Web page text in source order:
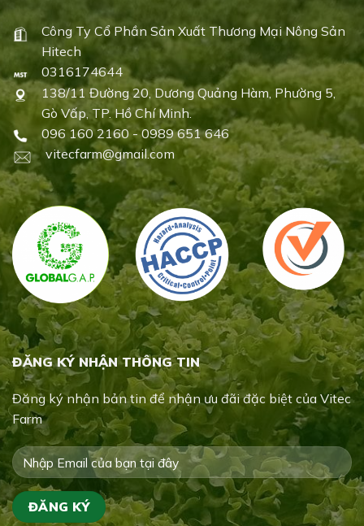
Công Ty Cổ Phần Sản Xuất Thương Mại Nông Sản
Hitech
0316174644
138/11 Đường 20, Dương Quảng Hàm, Phường 5,
Gò Vấp, TP. Hồ Chí Minh.
096 160 2160 - 0989 651 646
vitecfarm@gmail.com
ĐĂNG KÝ NHẬN THÔNG TIN
Đăng ký nhận bản tin để nhận ưu đãi đặc biệt của Vitec
Farm